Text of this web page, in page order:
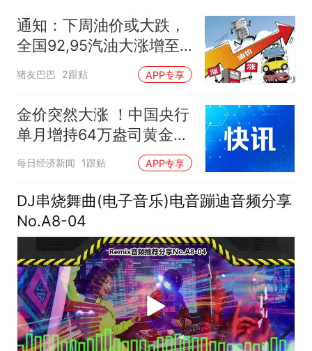
通知：下周油价或大跌，
全国92,95汽油大涨增至
1.35元/升后重新下跌，预
猪友巴巴 2跟贴 APP专享
金价突然大涨 ！中国央行
单月增持64万盎司黄金，
已连续第21个月增持
每日经济新闻 1跟贴 APP专享
DJ串烧舞曲(电子音乐)电音蹦迪音频分享
No.A8-04